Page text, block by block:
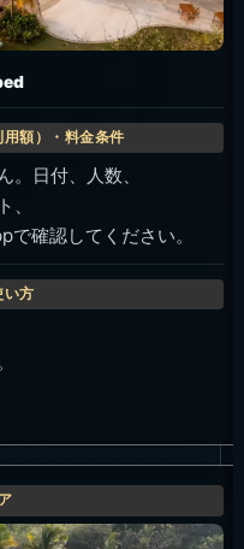
。日付、人数、
確認してください。